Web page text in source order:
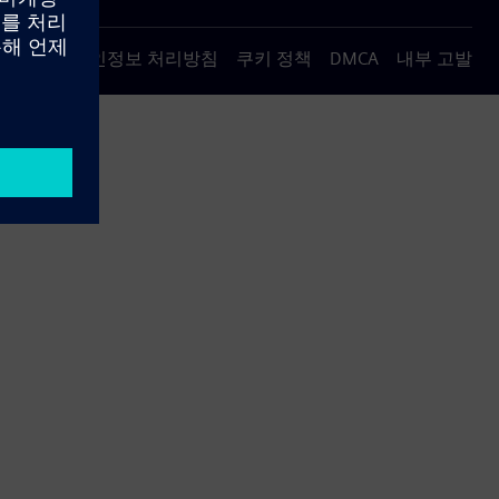
약관 개인정보 처리방침 쿠키 정책 DMCA 내부 고발